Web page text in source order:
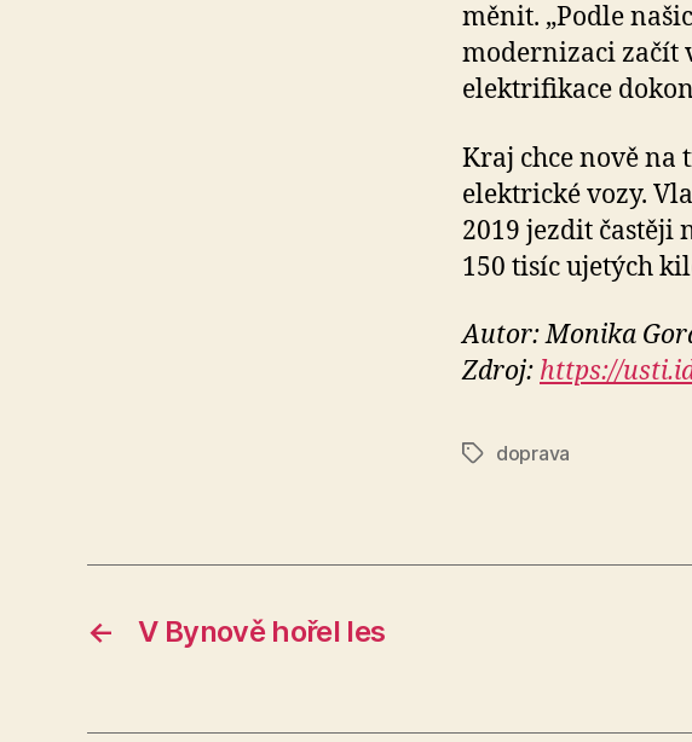
měnit. „Podle
modernizaci začít
elektrifikace
Kraj chce nově na
elektrické vozy.
2019 jezdit častěji
150 tisíc ujetých
Autor: Monika
Zdroj: https://
Štítkydoprava
← V Bynově hořel les